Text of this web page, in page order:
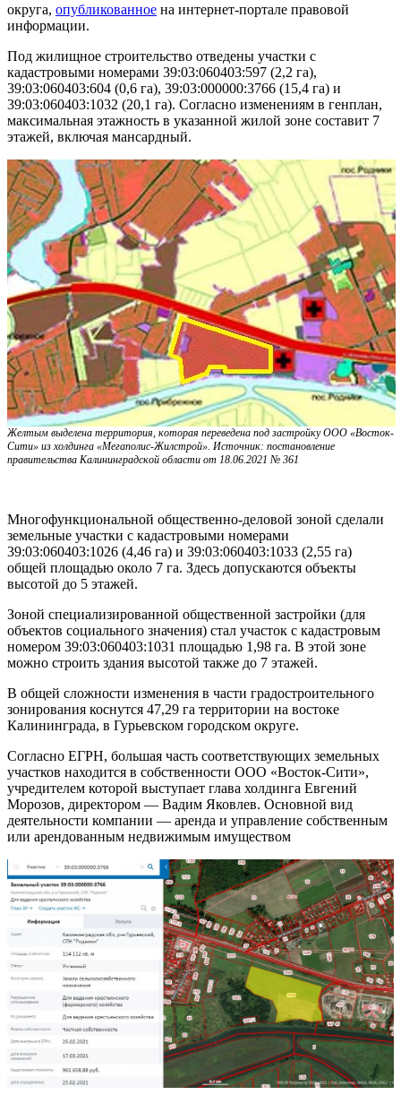
округа, опубликованное на интернет-портале правовой
информации.
Под жилищное строительство отведены участки с
кадастровыми номерами 39:03:060403:597 (2,2 га),
39:03:060403:604 (0,6 га), 39:03:000000:3766 (15,4 га) и
39:03:060403:1032 (20,1 га). Согласно изменениям в генплан,
максимальная этажность в указанной жилой зоне составит 7
этажей, включая мансардный.
Желтым выделена территория, которая переведена под застройку ООО «Восток-
Сити» из холдинга «Мегаполис-Жилстрой». Источник: постановление
правительства Калининградской области от 18.06.2021 № 361
Многофункциональной общественно-деловой зоной сделали
земельные участки с кадастровыми номерами
39:03:060403:1026 (4,46 га) и 39:03:060403:1033 (2,55 га)
общей площадью около 7 га. Здесь допускаются объекты
высотой до 5 этажей.
Зоной специализированной общественной застройки (для
объектов социального значения) стал участок с кадастровым
номером 39:03:060403:1031 площадью 1,98 га. В этой зоне
можно строить здания высотой также до 7 этажей.
В общей сложности изменения в части градостроительного
зонирования коснутся 47,29 га территории на востоке
Калининграда, в Гурьевском городском округе.
Согласно ЕГРН, большая часть соответствующих земельных
участков находится в собственности ООО «Восток-Сити»,
учредителем которой выступает глава холдинга Евгений
Морозов, директором — Вадим Яковлев. Основной вид
деятельности компании — аренда и управление собственным
или арендованным недвижимым имуществом